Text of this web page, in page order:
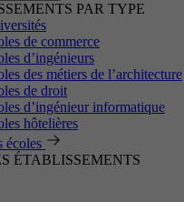
PAR TYPE
de commerce
d’ingénieurs
des métiers de l’architecture
de droit
d’ingénieur informatique
hôtelières
écoles
ÉTABLISSEMENTS